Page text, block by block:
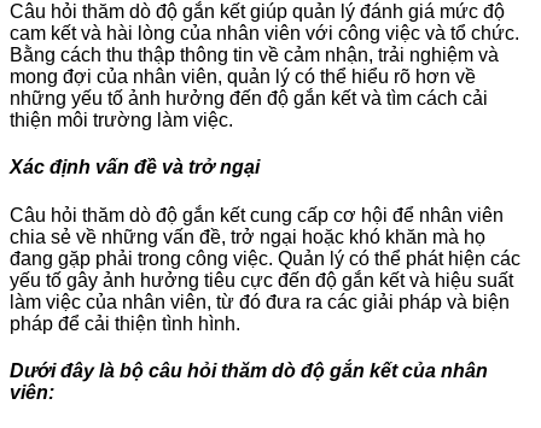
Câu hỏi thăm dò độ gắn kết giúp quản lý đánh giá mức độ
cam kết và hài lòng của nhân viên với công việc và tổ chức.
Bằng cách thu thập thông tin về cảm nhận, trải nghiệm và
mong đợi của nhân viên, quản lý có thể hiểu rõ hơn về
những yếu tố ảnh hưởng đến độ gắn kết và tìm cách cải
thiện môi trường làm việc.
Xác định vấn đề và trở ngại
Câu hỏi thăm dò độ gắn kết cung cấp cơ hội để nhân viên
chia sẻ về những vấn đề, trở ngại hoặc khó khăn mà họ
đang gặp phải trong công việc. Quản lý có thể phát hiện các
yếu tố gây ảnh hưởng tiêu cực đến độ gắn kết và hiệu suất
làm việc của nhân viên, từ đó đưa ra các giải pháp và biện
pháp để cải thiện tình hình.
Dưới đây là bộ câu hỏi thăm dò độ gắn kết của nhân
viên: